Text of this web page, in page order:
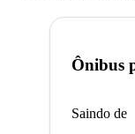
Ônibus
Saindo de